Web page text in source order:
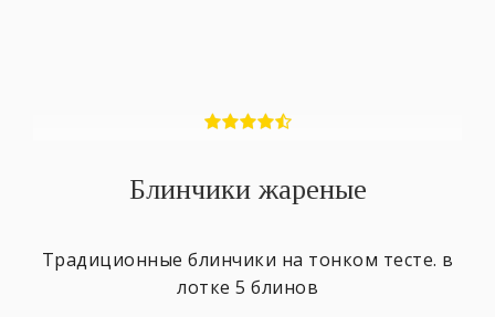
Блинчики жареные
Традиционные блинчики на тонком тесте. в
лотке 5 блинов